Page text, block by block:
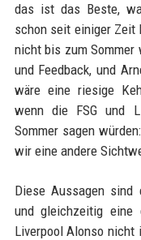
das ist das Beste,
schon seit einiger Zeit
nicht bis zum
und Feedback, und
wäre eine riesige
wenn die FSG und
Sommer sagen
wir eine andere
Diese Aussagen
und gleichzeitig eine
Liverpool Alonso